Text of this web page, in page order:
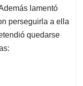
lamentó
perseguirla a ella
quedarse